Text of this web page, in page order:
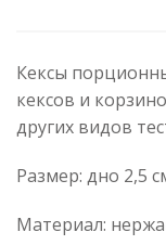
Кексы
кексов и
других видов
Размер: дно 2,5
Материал: